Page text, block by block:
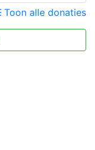
Toon alle donaties